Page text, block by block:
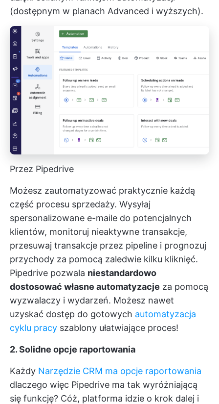
(dostępnym w planach Advanced i wyższych).
Przez Pipedrive
Możesz zautomatyzować praktycznie każdą
część procesu sprzedaży. Wysyłaj
spersonalizowane e-maile do potencjalnych
klientów, monitoruj nieaktywne transakcje,
przesuwaj transakcje przez pipeline i prognozuj
przychody za pomocą zaledwie kilku kliknięć.
Pipedrive pozwala niestandardowo
dostosować własne automatyzacje za pomocą
wyzwalaczy i wydarzeń. Możesz nawet
uzyskać dostęp do gotowych automatyzacja
cyklu pracy szablony ułatwiające proces!
2. Solidne opcje raportowania
Każdy Narzędzie CRM ma opcje raportowania
dlaczego więc Pipedrive ma tak wyróżniającą
się funkcję? Cóż, platforma idzie o krok dalej i